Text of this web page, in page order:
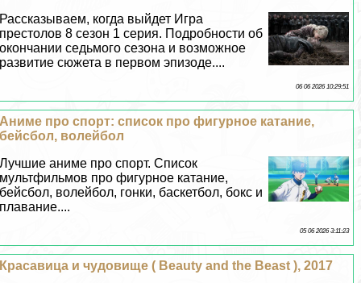
Рассказываем, когда выйдет Игра
престолов 8 сезон 1 серия. Подробности об
окончании седьмого сезона и возможное
развитие сюжета в первом эпизоде....
06 06 2026 10:29:51
Аниме про спорт: список про фигурное катание,
бейсбол, волейбол
Лучшие аниме про спорт. Список
мультфильмов про фигурное катание,
бейсбол, волейбол, гонки, баскетбол, бокс и
плавание....
05 06 2026 3:11:23
Красавица и чудовище ( Beauty and the Beast ), 2017